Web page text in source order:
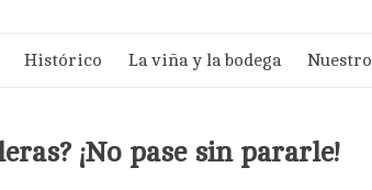
Histórico La viña y la bodega
¡No pase sin pararle!